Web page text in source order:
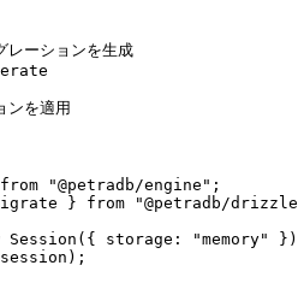
レーションを生成
ンを適用
from "@petradb/engine " ;
} from "@petradb/drizzle
Session ( { storage: "memory" }